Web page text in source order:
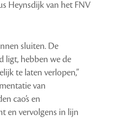
Heynsdijk van het FNV
sluiten. De
ligt, hebben we de
te laten verlopen,”
van
cao’s en
en vervolgens in lijn